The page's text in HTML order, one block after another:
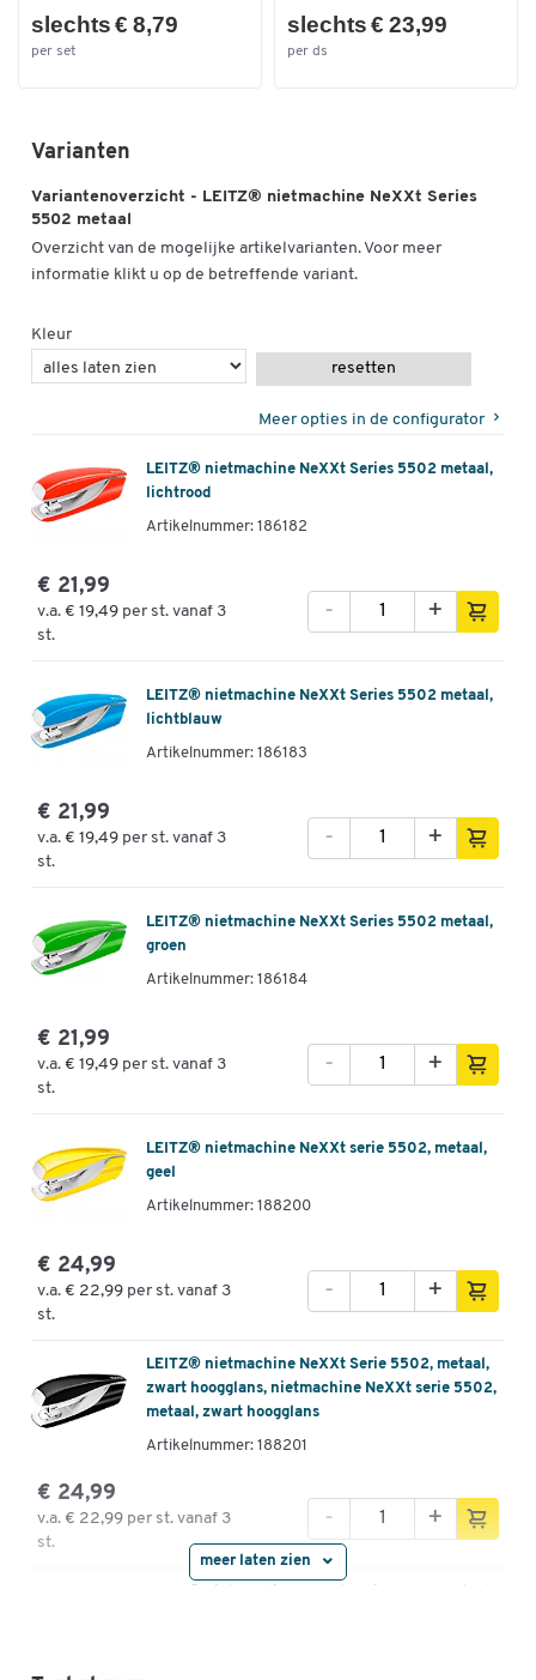
slechts € 8,79
per set
slechts € 23,99
per ds
Varianten
Variantenoverzicht - LEITZ® nietmachine NeXXt Series
5502 metaal
Overzicht van de mogelijke artikelvarianten. Voor meer
informatie klikt u op de betreffende variant.
Kleur
resetten
Meer opties in de configurator
LEITZ® nietmachine NeXXt Series 5502 metaal,
lichtrood
Artikelnummer: 186182
€ 21,99
v.a. € 19,49 per st. vanaf 3
st.
+
-
LEITZ® nietmachine NeXXt Series 5502 metaal,
lichtblauw
Artikelnummer: 186183
€ 21,99
v.a. € 19,49 per st. vanaf 3
st.
+
-
LEITZ® nietmachine NeXXt Series 5502 metaal,
groen
Artikelnummer: 186184
€ 21,99
v.a. € 19,49 per st. vanaf 3
st.
+
-
LEITZ® nietmachine NeXXt serie 5502, metaal,
geel
Artikelnummer: 188200
€ 24,99
v.a. € 22,99 per st. vanaf 3
st.
+
-
LEITZ® nietmachine NeXXt Serie 5502, metaal,
zwart hoogglans, nietmachine NeXXt serie 5502,
metaal, zwart hoogglans
Artikelnummer: 188201
€ 24,99
v.a. € 22,99 per st. vanaf 3
st.
+
-
meer laten zien